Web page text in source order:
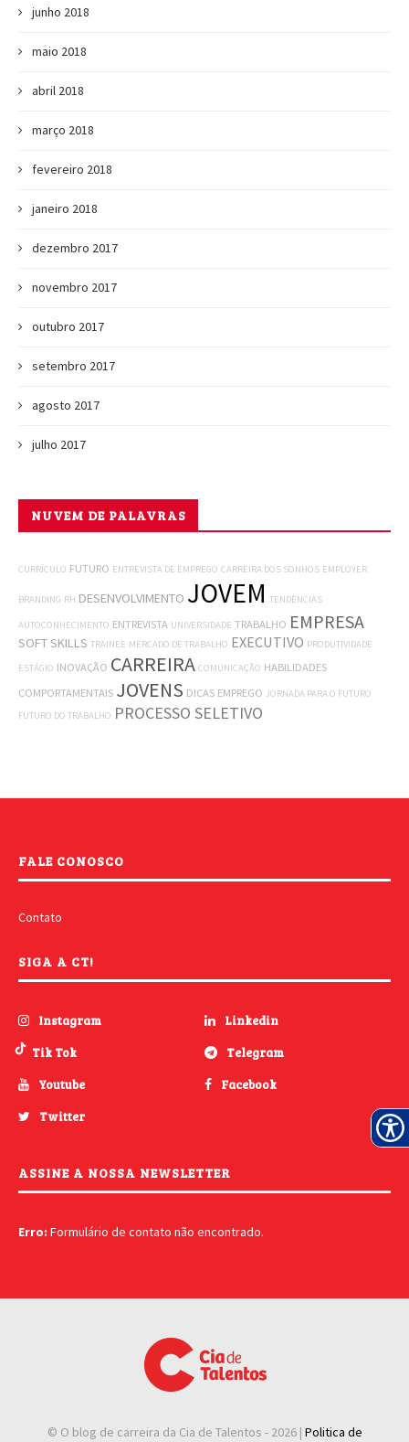
junho 2018
maio 2018
abril 2018
março 2018
fevereiro 2018
janeiro 2018
dezembro 2017
novembro 2017
outubro 2017
setembro 2017
agosto 2017
julho 2017
NUVEM DE PALAVRAS
CURRÍCULO FUTURO ENTREVISTA DE EMPREGO CARREIRA DOS SONHOS EMPLOYER
BRANDING RH DESENVOLVIMENTO JOVEM TENDÊNCIAS
AUTOCONHECIMENTO ENTREVISTA UNIVERSIDADE TRABALHO EMPRESA
SOFT SKILLS TRAINEE MERCADO DE TRABALHO EXECUTIVO PRODUTIVIDADE
ESTÁGIO INOVAÇÃO CARREIRA COMUNICAÇÃO HABILIDADES
COMPORTAMENTAIS JOVENS DICAS EMPREGO JORNADA PARA O FUTURO
FUTURO DO TRABALHO PROCESSO SELETIVO
FALE CONOSCO
Contato
SIGA A CT!
Instagram
Linkedin
Tik Tok
Telegram
Youtube
Facebook
Twitter
ASSINE A NOSSA NEWSLETTER
Erro: Formulário de contato não encontrado.
© O blog de carreira da Cia de Talentos - 2026 | Politica de